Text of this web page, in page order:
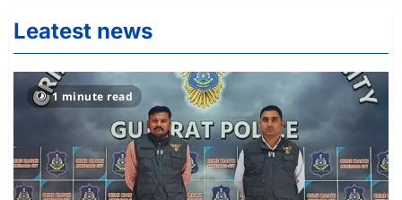
Leatest news
1 minute read